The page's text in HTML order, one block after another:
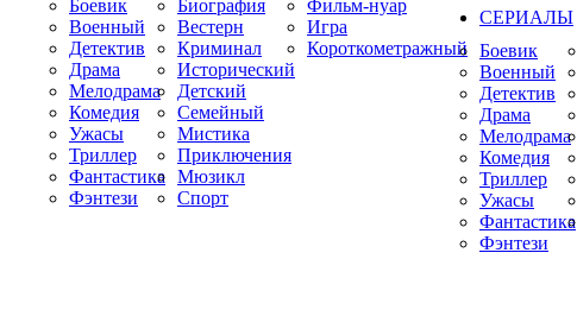
Боевик
Военный
Детектив
Драма
Мелодрама
Комедия
Ужасы
Триллер
Фантастика
Фэнтези
Биография
Вестерн
Криминал
Исторический
Детский
Семейный
Мистика
Приключения
Мюзикл
Спорт
Фильм-нуар
Игра
Короткометражный
СЕРИАЛЫ
Боевик
Военный
Детектив
Драма
Мелодрама
Комедия
Триллер
Ужасы
Фантастика
Фэнтези